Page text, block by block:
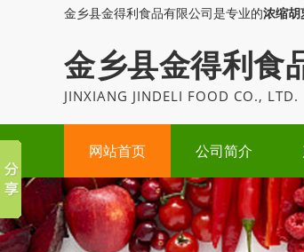
金乡县金得利食品有限公司是专业的浓缩胡
金乡县金得利食
JINXIANG JINDELI FOOD CO., LTD.
网站首页 公司简介